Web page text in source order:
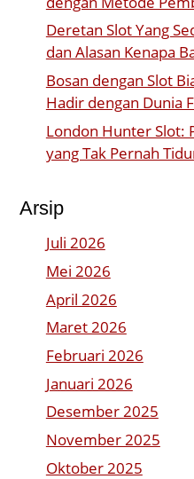
Deretan Slot Yang
dan Alasan Kenapa
Bosan dengan Slot
Hadir dengan Dunia
London Hunter Slot:
yang Tak Pernah
Arsip
Juli 2026
Mei 2026
April 2026
Maret 2026
Februari 2026
Januari 2026
Desember 2025
November 2025
Oktober 2025